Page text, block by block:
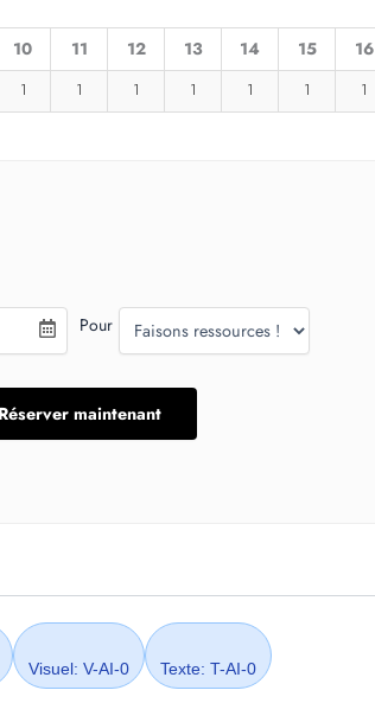
10 11 12 13 14 15 16
1 1 1 1 1 1 1
Pour
Visuel: V-AI-0 Texte: T-AI-0